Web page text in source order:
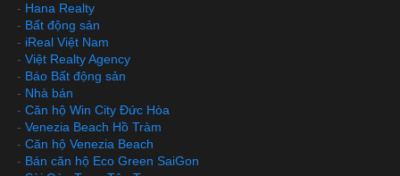
- Hana Realty
- Bất động sản
- iReal Việt Nam
- Việt Realty Agency
- Báo Bất động sản
- Nhà bán
- Căn hộ Win City Đức Hòa
- Venezia Beach Hồ Tràm
- Căn hộ Venezia Beach
- Bán căn hộ Eco Green SaiGon